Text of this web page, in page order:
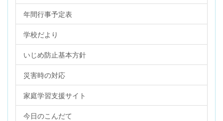
年間行事予定表
学校だより
いじめ防止基本方針
災害時の対応
家庭学習支援サイト
今日のこんだて